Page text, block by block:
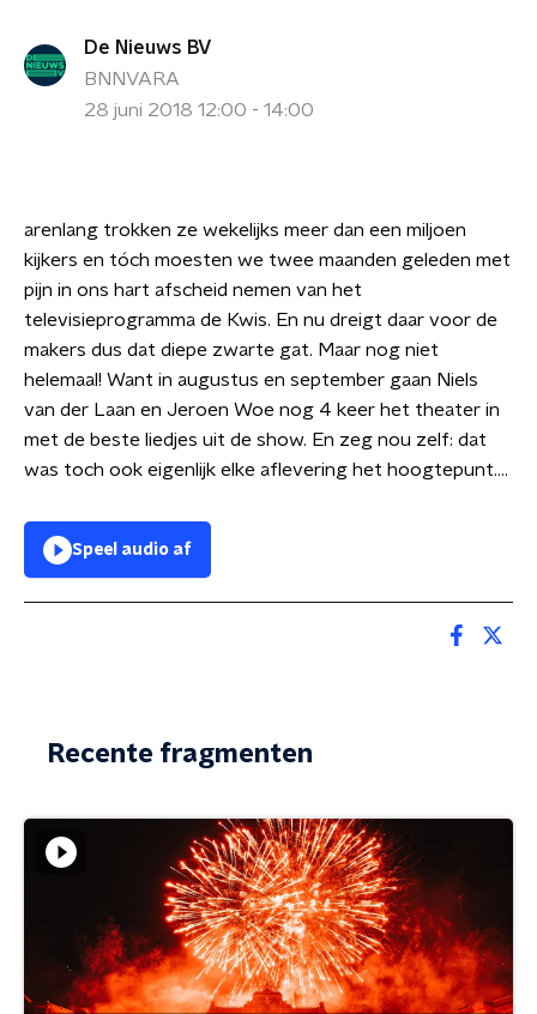
De Nieuws BV
BNNVARA
28 juni 2018 12:00 - 14:00
arenlang trokken ze wekelijks meer dan een miljoen
kijkers en tóch moesten we twee maanden geleden met
pijn in ons hart afscheid nemen van het
televisieprogramma de Kwis. En nu dreigt daar voor de
makers dus dat diepe zwarte gat. Maar nog niet
helemaal! Want in augustus en september gaan Niels
van der Laan en Jeroen Woe nog 4 keer het theater in
met de beste liedjes uit de show. En zeg nou zelf: dat
was toch ook eigenlijk elke aflevering het hoogtepunt....
Speel audio af
Recente fragmenten